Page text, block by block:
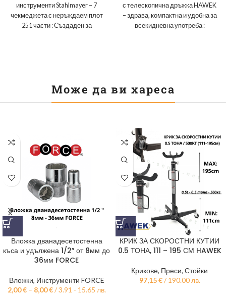
инструменти Stahlmayer – 7
чекмеджета с неръждаем плот
251 части : Създаден за
с телескопична дръжка HAWEK
– здрава, компактна и удобна за
всекидневна употреба :
Може да ви хареса
Вложка дванадесетостенна
къса и удължена 1/2″ от 8мм до
36мм FORCE
Вложки, Инструменти FORCE
2,00€ – 8,00€ / 3.91 - 15.65 лв.
КРИК ЗА СКОРОСТНИ КУТИИ
0.5 ТОНА, 111 – 195 СМ HAWEK
Крикове, Преси, Стойки
97,15€ / 190.00 лв.